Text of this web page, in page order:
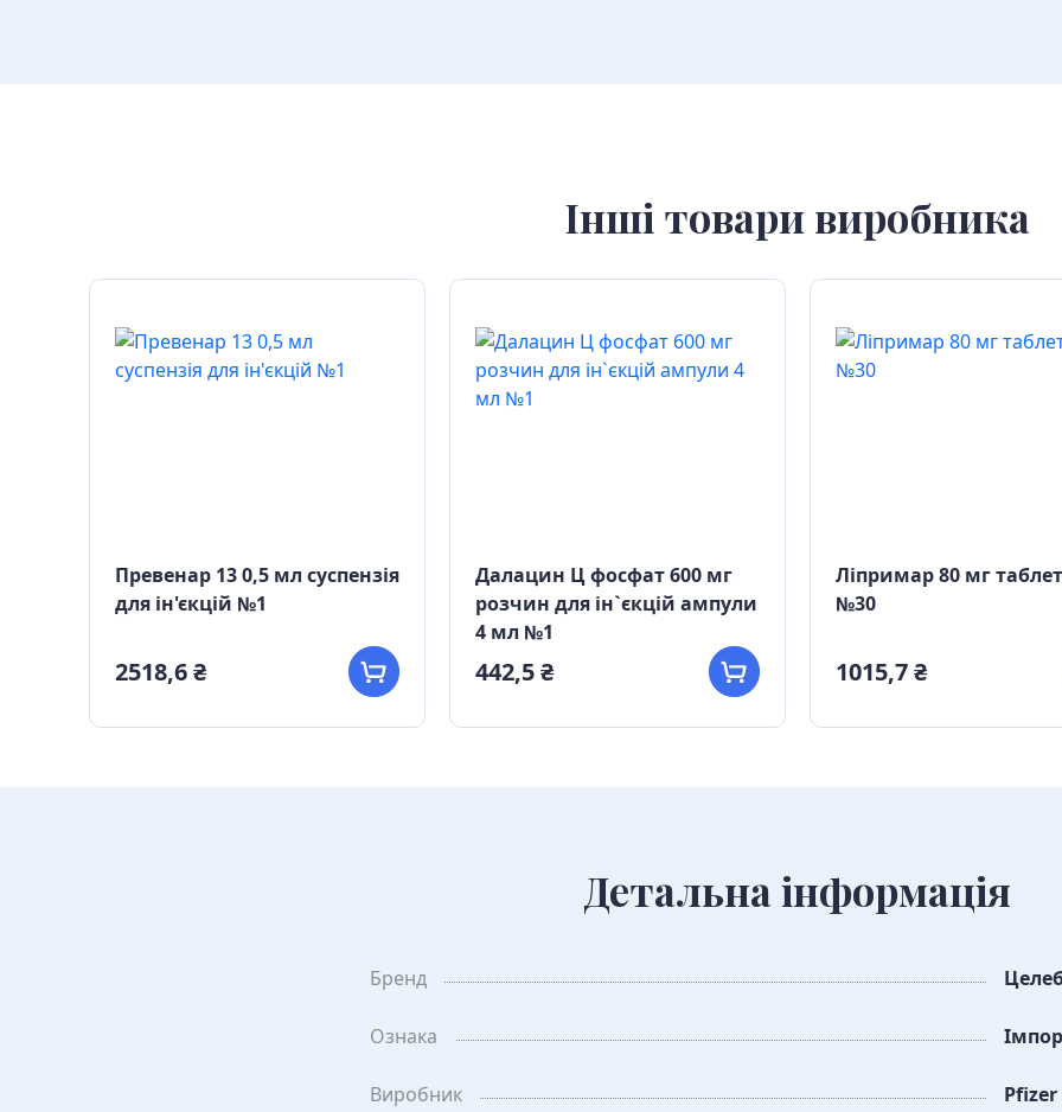
Інші товари виробника
Превенар 13 0,5 мл суспензія
для ін'єкцій №1
2518,6 ₴
Далацин Ц фосфат 600 мг
розчин для ін`єкцій ампули
4 мл №1
442,5 ₴
Ліпримар 80 мг
№30
1015,7 ₴
Детальна інформація
Бренд
Ознака
Виробник